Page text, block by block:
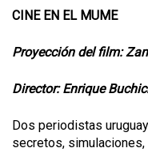
CINE EN EL MUME
Proyección del film:
Director: Enrique
Dos periodistas
secretos,